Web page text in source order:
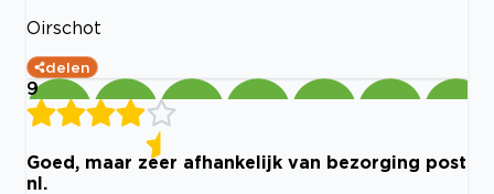
Oirschot
delen
9
Goed, maar zeer afhankelijk van bezorging post
nl.